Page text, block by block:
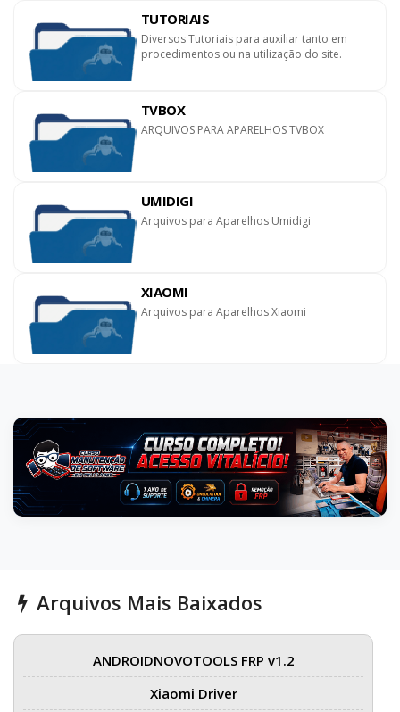
TUTORIAIS
Diversos Tutoriais para auxiliar tanto em
procedimentos ou na utilização do site.
TVBOX
ARQUIVOS PARA APARELHOS TVBOX
UMIDIGI
Arquivos para Aparelhos Umidigi
XIAOMI
Arquivos para Aparelhos Xiaomi
Arquivos Mais Baixados
ANDROIDNOVOTOOLS FRP v1.2
Xiaomi Driver